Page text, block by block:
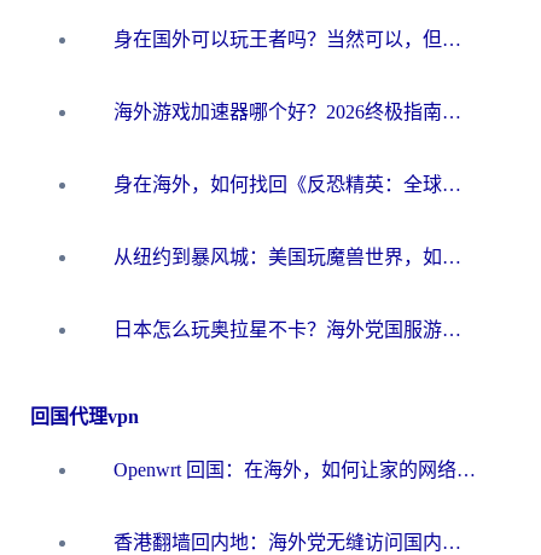
身在国外可以玩王者吗？当然可以，但你需要这份“加速”指南
海外游戏加速器哪个好？2026终极指南帮你畅玩国服+解决卡顿难题
身在海外，如何找回《反恐精英：全球攻势》国服的丝滑手感？一份给你的终极指南
从纽约到暴风城：美国玩魔兽世界，如何找到你的最佳网络航线
日本怎么玩奥拉星不卡？海外党国服游戏加速器选择全攻略
回国代理vpn
Openwrt 回国：在海外，如何让家的网络触手可及
香港翻墙回内地：海外党无缝访问国内资源的加速器选择全攻略